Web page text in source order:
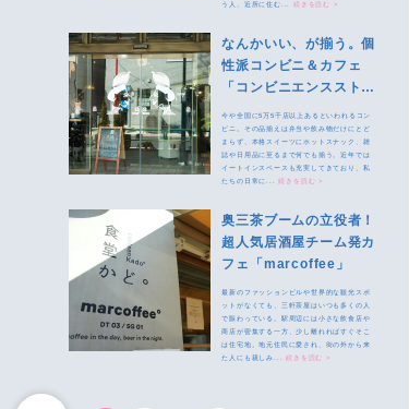
う人、近所に住む...
続きを読む >
なんかいい、が揃う。個
性派コンビニ＆カフェ
「コンビニエンスストア
髙橋」
今や全国に5万5千店以上あるといわれるコン
ビニ。その品揃えは弁当や飲み物だけにとど
まらず、本格スイーツにホットスナック、雑
誌や日用品に至るまで何でも揃う。近年では
イートインスペースも充実してきており、私
たちの日常に... 続きを読む >
奥三茶ブームの立役者！
超人気居酒屋チーム発カ
フェ「marcoffee」
最新のファッションビルや世界的な観光スポ
ットがなくても、三軒茶屋はいつも多くの人
で賑わっている。駅周辺には小さな飲食店や
商店が密集する一方、少し離れればすぐそこ
は住宅地。地元住民に愛され、街の外から来
た人にも親しみ...
続きを読む >